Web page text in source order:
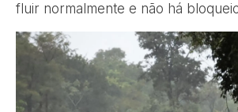
fluir normalmente e não há